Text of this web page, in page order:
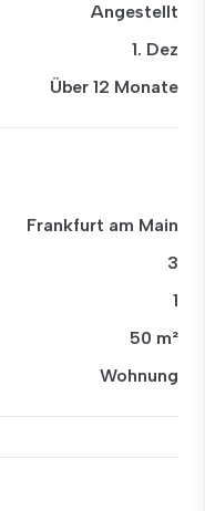
Angestellt
1. Dez
Über 12 Monate
Frankfurt am Main
3
1
50 m²
Wohnung